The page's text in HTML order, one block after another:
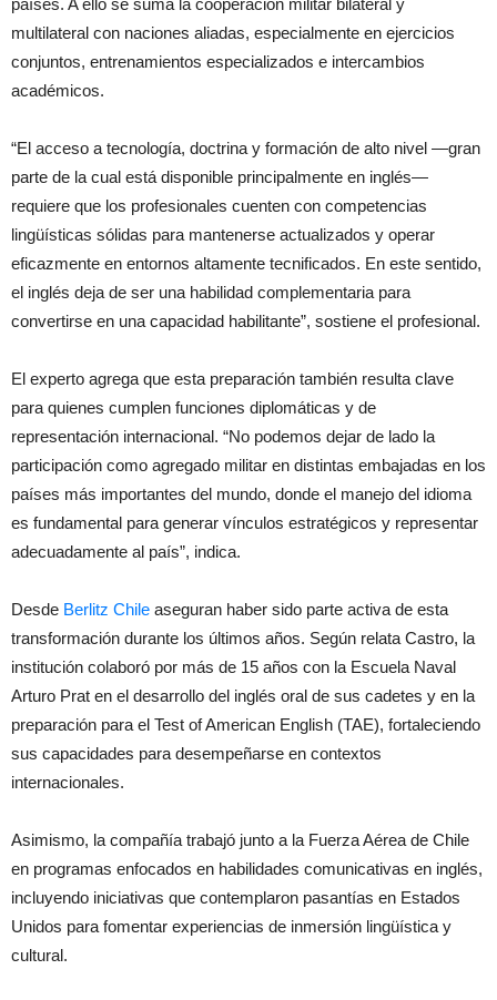
países. A ello se suma la cooperación militar bilateral y
multilateral con naciones aliadas, especialmente en ejercicios
conjuntos, entrenamientos especializados e intercambios
académicos.
“El acceso a tecnología, doctrina y formación de alto nivel —gran
parte de la cual está disponible principalmente en inglés—
requiere que los profesionales cuenten con competencias
lingüísticas sólidas para mantenerse actualizados y operar
eficazmente en entornos altamente tecnificados. En este sentido,
el inglés deja de ser una habilidad complementaria para
convertirse en una capacidad habilitante”, sostiene el profesional.
El experto agrega que esta preparación también resulta clave
para quienes cumplen funciones diplomáticas y de
representación internacional. “No podemos dejar de lado la
participación como agregado militar en distintas embajadas en los
países más importantes del mundo, donde el manejo del idioma
es fundamental para generar vínculos estratégicos y representar
adecuadamente al país”, indica.
Desde Berlitz Chile aseguran haber sido parte activa de esta
transformación durante los últimos años. Según relata Castro, la
institución colaboró por más de 15 años con la Escuela Naval
Arturo Prat en el desarrollo del inglés oral de sus cadetes y en la
preparación para el Test of American English (TAE), fortaleciendo
sus capacidades para desempeñarse en contextos
internacionales.
Asimismo, la compañía trabajó junto a la Fuerza Aérea de Chile
en programas enfocados en habilidades comunicativas en inglés,
incluyendo iniciativas que contemplaron pasantías en Estados
Unidos para fomentar experiencias de inmersión lingüística y
cultural.